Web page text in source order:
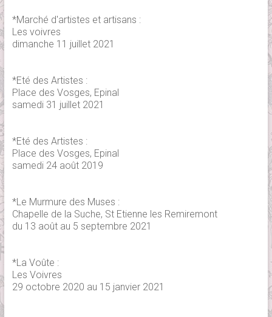
*Marché d'artistes et artisans :
Les voivres
dimanche 11 juillet 2021
*Eté des Artistes :
Place des Vosges, Epinal
samedi 31 juillet 2021
*Eté des Artistes :
Place des Vosges, Epinal
samedi 24 août 2019
*Le Murmure des Muses :
Chapelle de la Suche, St Etienne les Remiremont
du 13 août au 5 septembre 2021
*La Voûte :
Les Voivres
29 octobre 2020 au 15 janvier 2021